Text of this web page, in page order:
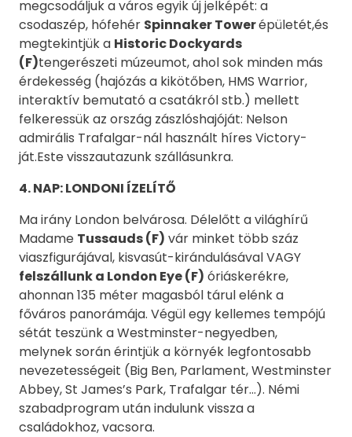
megcsodáljuk a város egyik új jelképét: a
csodaszép, hófehér Spinnaker Towerépületét,és
megtekintjük a Historic Dockyards
(F)tengerészeti múzeumot, ahol sok minden más
érdekesség (hajózás a kikötőben, HMS Warrior,
interaktív bemutató a csatákról stb.) mellett
felkeressük az ország zászlóshajóját: Nelson
admirális Trafalgar-nál használt híres Victory-
ját.Este visszautazunk szállásunkra.
4. NAP:LONDONI ÍZELÍTŐ
Ma irány London belvárosa. Délelőtt a világhírű
Madame Tussauds (F) vár minket több száz
viaszfigurájával, kisvasút-kirándulásával VAGY
felszállunk a London Eye (F) óriáskerékre,
ahonnan 135 méter magasból tárul elénk a
főváros panorámája. Végül egy kellemes tempójú
sétát teszünk a Westminster-negyedben,
melynek során érintjük a környék legfontosabb
nevezetességeit (Big Ben, Parlament, Westminster
Abbey, St James’s Park, Trafalgar tér…). Némi
szabadprogram után indulunk vissza a
családokhoz, vacsora.